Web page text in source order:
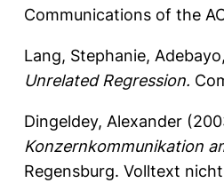
Communications of the
Lang, Stephanie,
Unrelated Regression.
Dingeldey, Alexander
Konzernkommunikation
Regensburg. Volltext